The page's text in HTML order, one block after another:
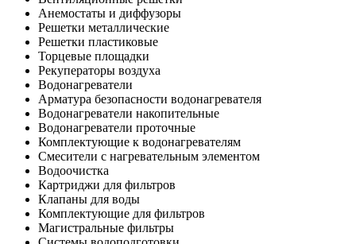
Анемостаты и диффузоры
Решетки металлические
Решетки пластиковые
Торцевые площадки
Рекуператоры воздуха
Водонагреватели
Арматура безопасности водонагревателя
Водонагреватели накопительные
Водонагреватели проточные
Комплектующие к водонагревателям
Смесители с нагревательным элементом
Водоочистка
Картриджи для фильтров
Клапаны для воды
Комплектующие для фильтров
Магистральные фильтры